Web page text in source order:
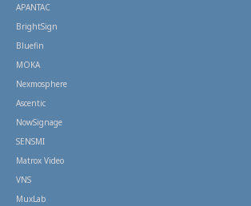
APANTAC
BrightSign
Bluefin
MOKA
Nexmosphere
Ascentic
NowSignage
SENSMI
Matrox Video
VNS
MuxLab